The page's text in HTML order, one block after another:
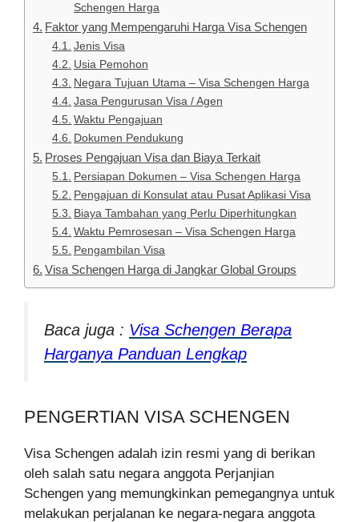
Schengen Harga
Faktor yang Mempengaruhi Harga Visa Schengen
Jenis Visa
Usia Pemohon
Negara Tujuan Utama – Visa Schengen Harga
Jasa Pengurusan Visa / Agen
Waktu Pengajuan
Dokumen Pendukung
Proses Pengajuan Visa dan Biaya Terkait
Persiapan Dokumen – Visa Schengen Harga
Pengajuan di Konsulat atau Pusat Aplikasi Visa
Biaya Tambahan yang Perlu Diperhitungkan
Waktu Pemrosesan – Visa Schengen Harga
Pengambilan Visa
Visa Schengen Harga di Jangkar Global Groups
Baca juga : Visa Schengen Berapa
Harganya Panduan Lengkap
PENGERTIAN VISA SCHENGEN
Visa Schengen adalah izin resmi yang di berikan
oleh salah satu negara anggota Perjanjian
Schengen yang memungkinkan pemegangnya untuk
melakukan perjalanan ke negara-negara anggota